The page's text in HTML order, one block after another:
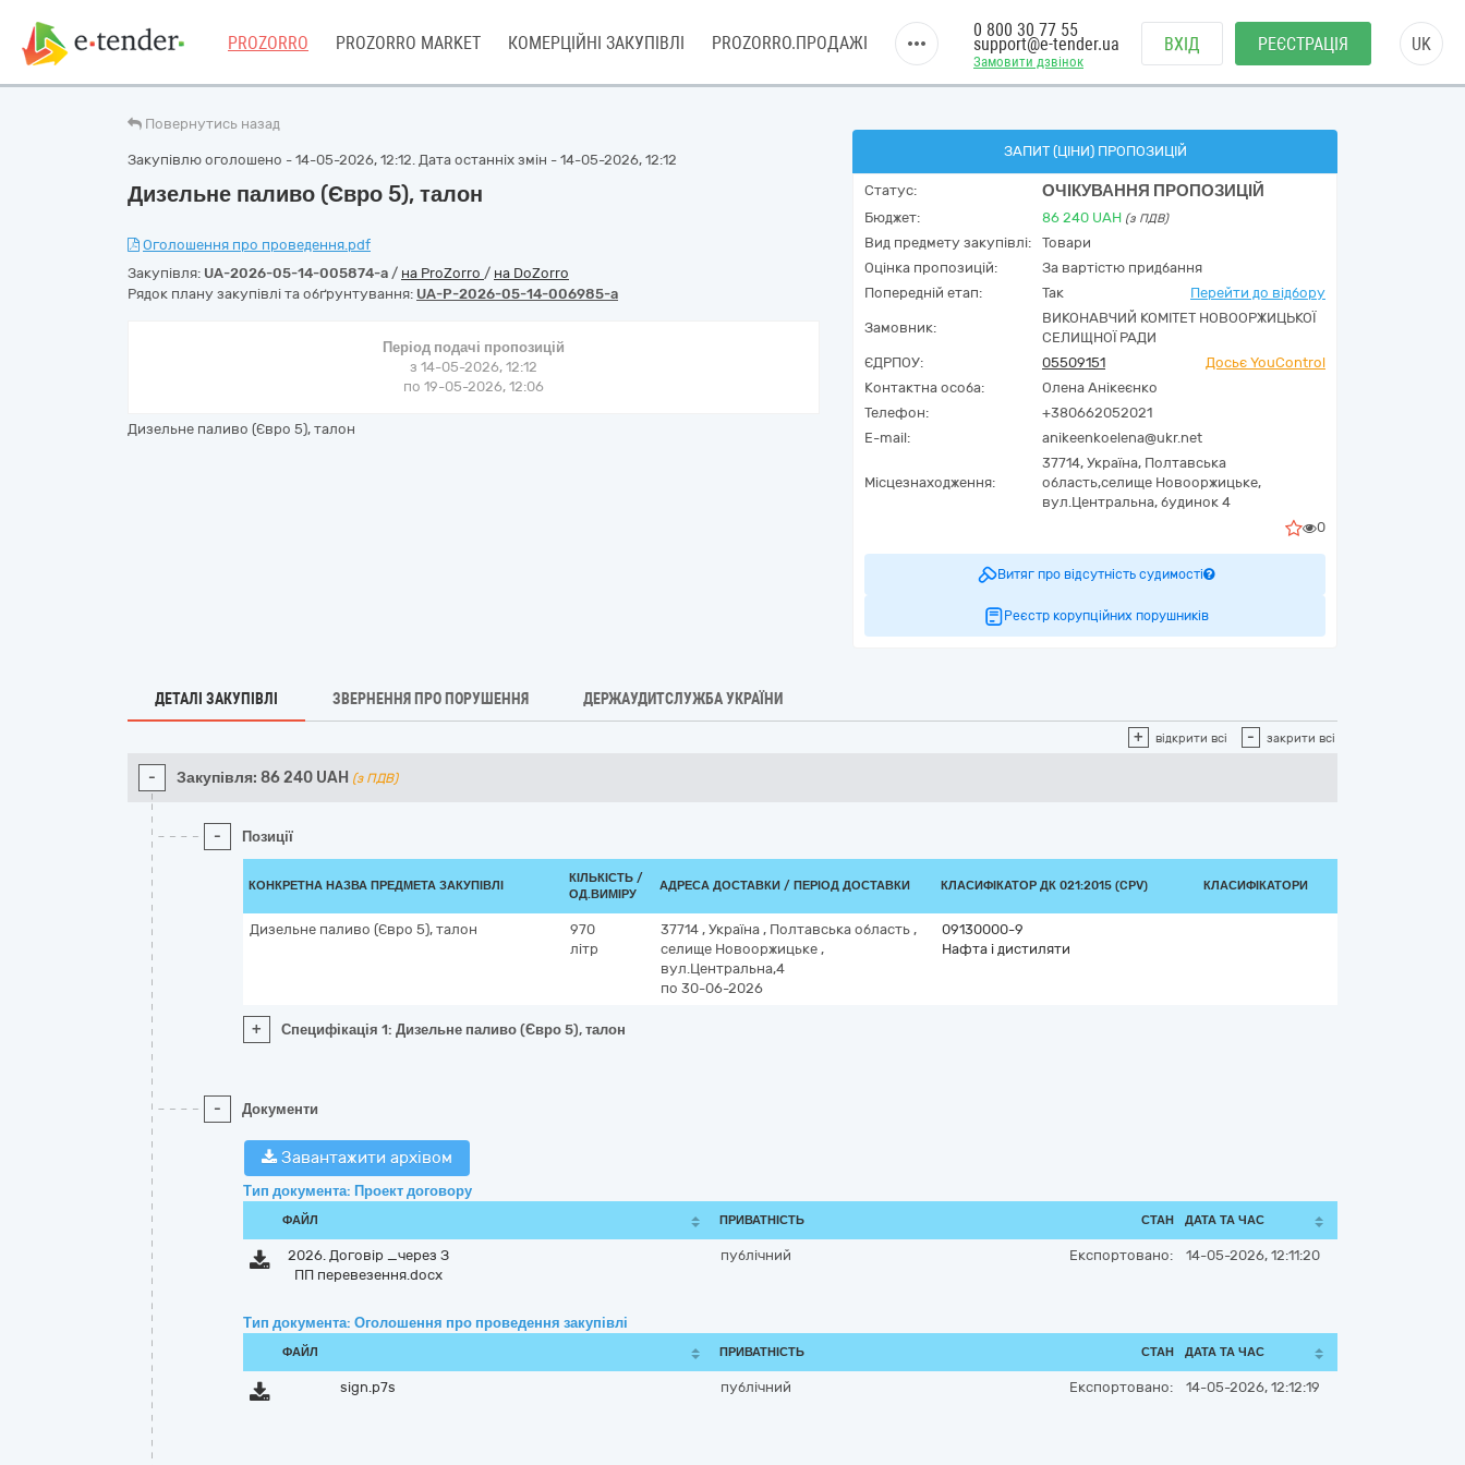
PROZORRO PROZORRO MARKET КОМЕРЦІЙНІ ЗАКУПІВЛІ PROZORRO.ПРОДАЖІ
Замовити дзвінок
0 800 30 77 55
support@e-tender.ua ВХІД РЕЄСТРАЦІЯ UK
Повернутись назад
Закупівлю оголошено - 14-05-2026, 12:12. Дата останніх змін - 14-05-2026, 12:12
Дизельне паливо (Євро 5), талон
Оголошення про проведення.pdf
Закупівля: UA-2026-05-14-005874-a / на ProZorro / на DoZorro
Рядок плану закупівлі та обґрунтування: UA-P-2026-05-14-006985-a
Період подачі пропозицій
з 14-05-2026, 12:12
по 19-05-2026, 12:06
Дизельне паливо (Євро 5), талон
ЗАПИТ (ЦІНИ) ПРОПОЗИЦІЙ
Статус: ОЧІКУВАННЯ ПРОПОЗИЦІЙ
Бюджет: 86 240 UAH (з ПДВ)
Вид предмету закупівлі:
Товари
Оцінка пропозицій:
За вартістю придбання
Попередній етап:
Так Перейти до відбору
Замовник:
ВИКОНАВЧИЙ КОМІТЕТ НОВООРЖИЦЬКОЇ
СЕЛИЩНОЇ РАДИ
ЄДРПОУ:
05509151
Досьє YouControl
Контактна особа:
Олена Анікеєнко
Телефон:
+380662052021
E-mail:
anikeenkoelena@ukr.net
Місцезнаходження:
37714, Україна, Полтавська
область,селище Новооржицьке,
вул.Центральна, будинок 4
0
Витяг про відсутність судимості
Реєстр корупційних порушників
ДЕТАЛІ ЗАКУПІВЛІ ЗВЕРНЕННЯ ПРО ПОРУШЕННЯ ДЕРЖАУДИТСЛУЖБА УКРАЇНИ
+ відкрити всі - закрити всі
- Закупівля: 86 240 UAH (з ПДВ)
- Позиції
КОНКРЕТНА НАЗВА ПРЕДМЕТА ЗАКУПІВЛІ
КІЛЬКІСТЬ /
ОД.ВИМІРУ
АДРЕСА ДОСТАВКИ / ПЕРІОД ДОСТАВКИ КЛАСИФІКАТОР ДК 021:2015 (CPV) КЛАСИФІКАТОРИ
Дизельне паливо (Євро 5), талон
970
літр
37714 , Україна , Полтавська область ,
селище Новооржицьке ,
вул.Центральна,4
по 30-06-2026
09130000-9
Нафта і дистиляти
+ Специфікація 1: Дизельне паливо (Євро 5), талон
- Документи
Завантажити архівом
Тип документа: Проект договору
ФАЙЛ ПРИВАТНІСТЬ СТАН ДАТА ТА ЧАС
2026. Договір _через З
ПП перевезення.docx
публічний Експортовано: 14-05-2026, 12:11:20
Тип документа: Оголошення про проведення закупівлі
ФАЙЛ ПРИВАТНІСТЬ СТАН ДАТА ТА ЧАС
sign.p7s публічний Експортовано: 14-05-2026, 12:12:19